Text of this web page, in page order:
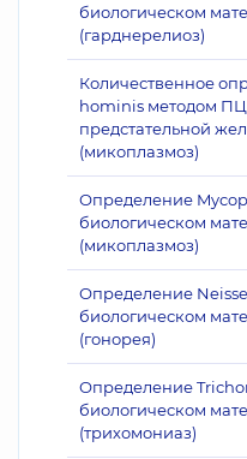
биологическом
(гарднерелиоз)
Количественное
hominis методом
предстательной
(микоплазмоз)
Определение
биологическом
(микоплазмоз)
Определение
биологическом
(гонорея)
Определение
биологическом
(трихомониаз)